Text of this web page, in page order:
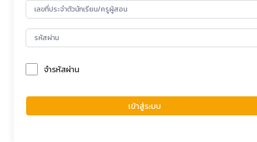
จำรหัสผ่าน
เข้าสู่ระบบ